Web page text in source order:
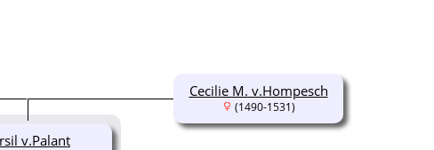
Cecilie M. v.Hompesch
(1490-1531)
v.Palant